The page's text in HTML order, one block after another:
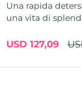
Una rapida
una vita di
USD 127,09